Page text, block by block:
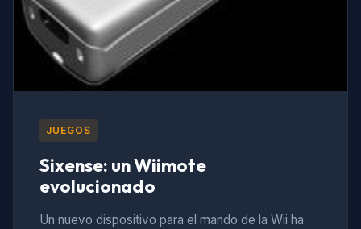
JUEGOS
Sixense: un Wiimote
evolucionado
Un nuevo dispositivo para el mando de la Wii ha